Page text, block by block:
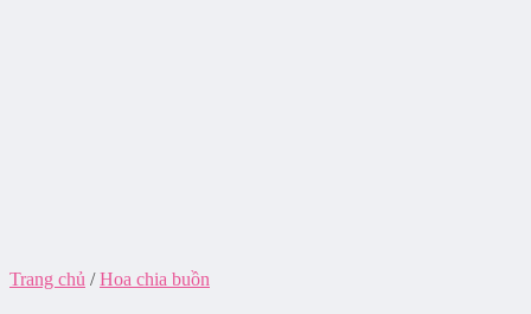
Trang chủ / Hoa chia buồn